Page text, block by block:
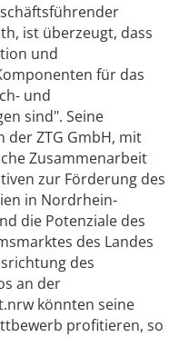
ist überzeugt, dass
und
für das
und
sind". Seine
der ZTG GmbH, mit
Zusammenarbeit
zur Förderung des
in Nordrhein-
die Potenziale des
des Landes
des
an der
könnten seine
profitieren, so